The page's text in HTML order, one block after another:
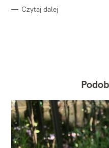
Czytaj dalej